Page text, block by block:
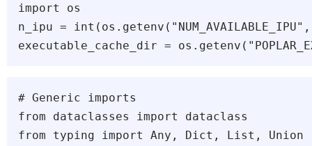
import os
n_ipu =
# Generic imports
from dataclasses import dataclass
from typing import Any, Dict, List, Union